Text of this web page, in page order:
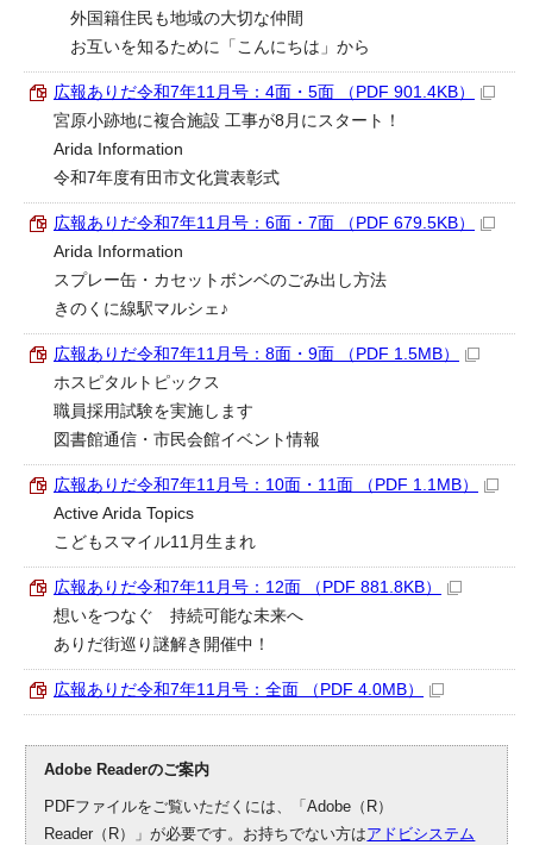
外国籍住民も地域の大切な仲間
お互いを知るために「こんにちは」から
広報ありだ令和7年11月号：4面・5面 （PDF 901.4KB）
宮原小跡地に複合施設 工事が8月にスタート！
Arida Information
令和7年度有田市文化賞表彰式
広報ありだ令和7年11月号：6面・7面 （PDF 679.5KB）
Arida Information
スプレー缶・カセットボンベのごみ出し方法
きのくに線駅マルシェ♪
広報ありだ令和7年11月号：8面・9面 （PDF 1.5MB）
ホスピタルトピックス
職員採用試験を実施します
図書館通信・市民会館イベント情報
広報ありだ令和7年11月号：10面・11面 （PDF 1.1MB）
Active Arida Topics
こどもスマイル11月生まれ
広報ありだ令和7年11月号：12面 （PDF 881.8KB）
想いをつなぐ 持続可能な未来へ
ありだ街巡り謎解き開催中！
広報ありだ令和7年11月号：全面 （PDF 4.0MB）
Adobe Readerのご案内
PDFファイルをご覧いただくには、「Adobe（R）
Reader（R）」が必要です。お持ちでない方はアドビシステム